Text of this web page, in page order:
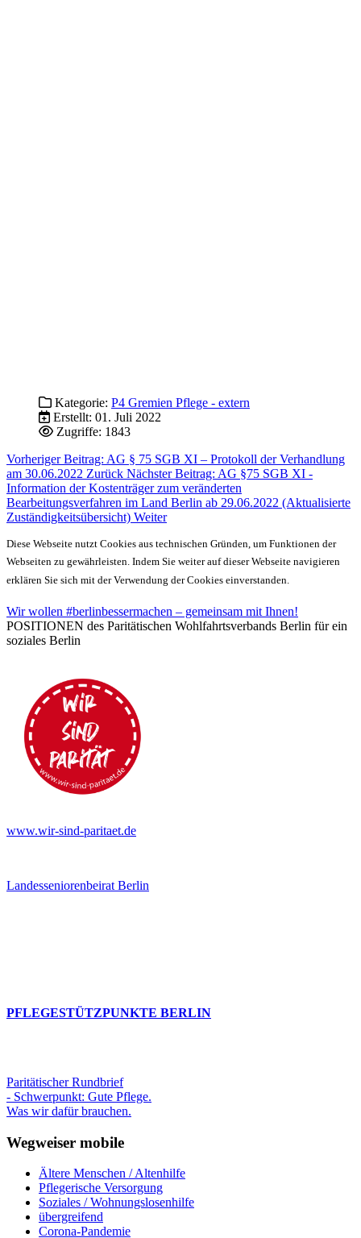
Kategorie: P4 Gremien Pflege - extern
Erstellt: 01. Juli 2022
Zugriffe: 1843
Vorheriger Beitrag: AG § 75 SGB XI – Protokoll der Verhandlung
am 30.06.2022 Zurück Nächster Beitrag: AG §75 SGB XI -
Information der Kostenträger zum veränderten
Bearbeitungsverfahren im Land Berlin ab 29.06.2022 (Aktualisierte
Zuständigkeitsübersicht) Weiter
Diese Webseite nutzt Cookies aus technischen Gründen, um Funktionen der
Webseiten zu gewährleisten. Indem Sie weiter auf dieser Webseite navigieren
erklären Sie sich mit der Verwendung der Cookies einverstanden.
Wir wollen #berlinbessermachen – gemeinsam mit Ihnen!
POSITIONEN des Paritätischen Wohlfahrtsverbands Berlin für ein
soziales Berlin
www.wir-sind-paritaet.de
Landesseniorenbeirat Berlin
PFLEGESTÜTZPUNKTE BERLIN
Paritätischer Rundbrief
- Schwerpunkt: Gute Pflege.
Was wir dafür brauchen.
Wegweiser mobile
Ältere Menschen / Altenhilfe
Pflegerische Versorgung
Soziales / Wohnungslosenhilfe
übergreifend
Corona-Pandemie